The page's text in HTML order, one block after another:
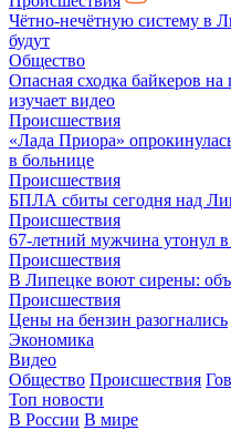
Чётно-нечётную систему в
будут
Общество
Опасная сходка байкеров
изучает видео
Происшествия
«Лада Приора»
в больнице
Происшествия
БПЛА сбиты сегодня над
Происшествия
67-летний мужчина утонул
Происшествия
В Липецке воют сирены:
Происшествия
Цены на бензин разогнались
Экономика
Видео
Общество Происшествия
Топ новости
В России В мире